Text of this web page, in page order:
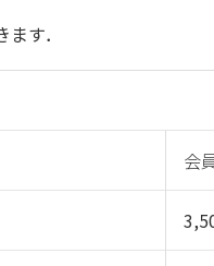
す．
会